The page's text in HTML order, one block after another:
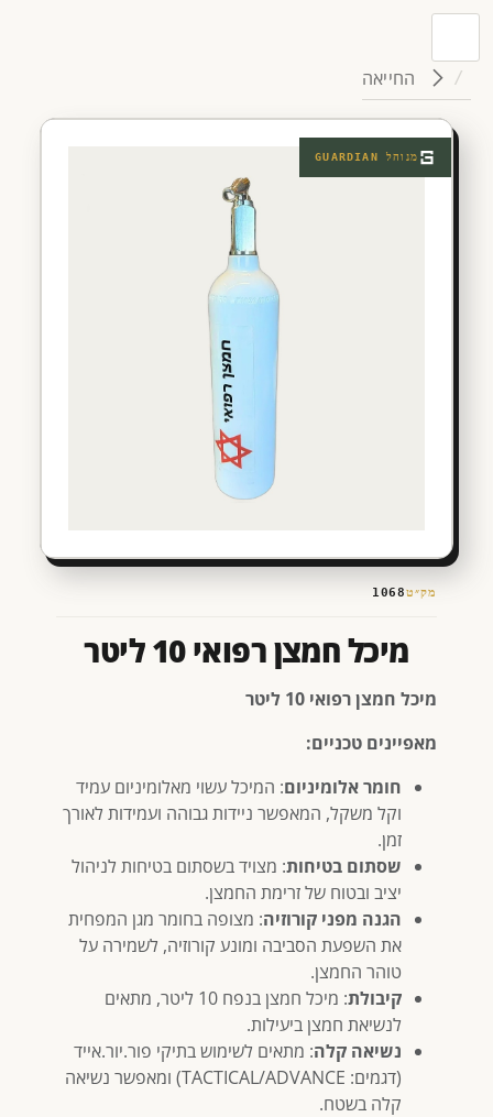
החייאה
מנוהל GUARDIAN
מק״ט1068
מיכל חמצן רפואי 10 ליטר
מיכל חמצן רפואי 10 ליטר
מאפיינים טכניים:
חומר אלומיניום: המיכל עשוי מאלומיניום עמיד
וקל משקל, המאפשר ניידות גבוהה ועמידות לאורך
זמן.
שסתום בטיחות: מצויד בשסתום בטיחות לניהול
יציב ובטוח של זרימת החמצן.
הגנה מפני קורוזיה: מצופה בחומר מגן המפחית
את השפעת הסביבה ומונע קורוזיה, לשמירה על
טוהר החמצן.
קיבולת
: מיכל חמצן בנפח 10 ליטר, מתאים
לנשיאת חמצן ביעילות.
נשיאה קלה: מתאים לשימוש בתיקי פור.יור.אייד
(דגמים: TACTICAL/ADVANCE) ומאפשר נשיאה
קלה בשטח.